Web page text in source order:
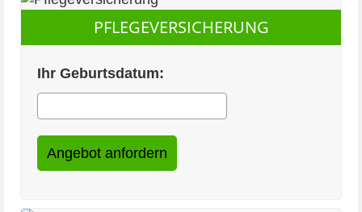
PFLEGEVERSICHERUNG
Ihr Geburtsdatum: